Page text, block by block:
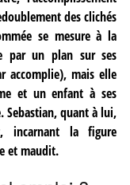
des clichés
se mesure à la
par un plan sur ses
accomplie), mais elle
et un enfant à ses
Sebastian, quant à lui,
incarnant la figure
et maudit.